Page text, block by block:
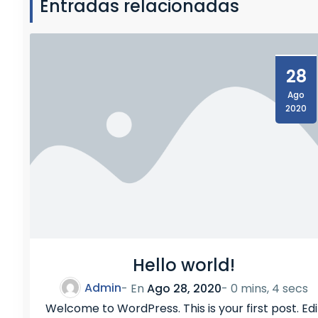
G
R
A
N
D
E
Entradas relacionadas
28
Ago
2020
Hello world!
Admin- EnAgo 28, 2020- 0 mins, 4 secs
Welcome to WordPress. This is your first post.